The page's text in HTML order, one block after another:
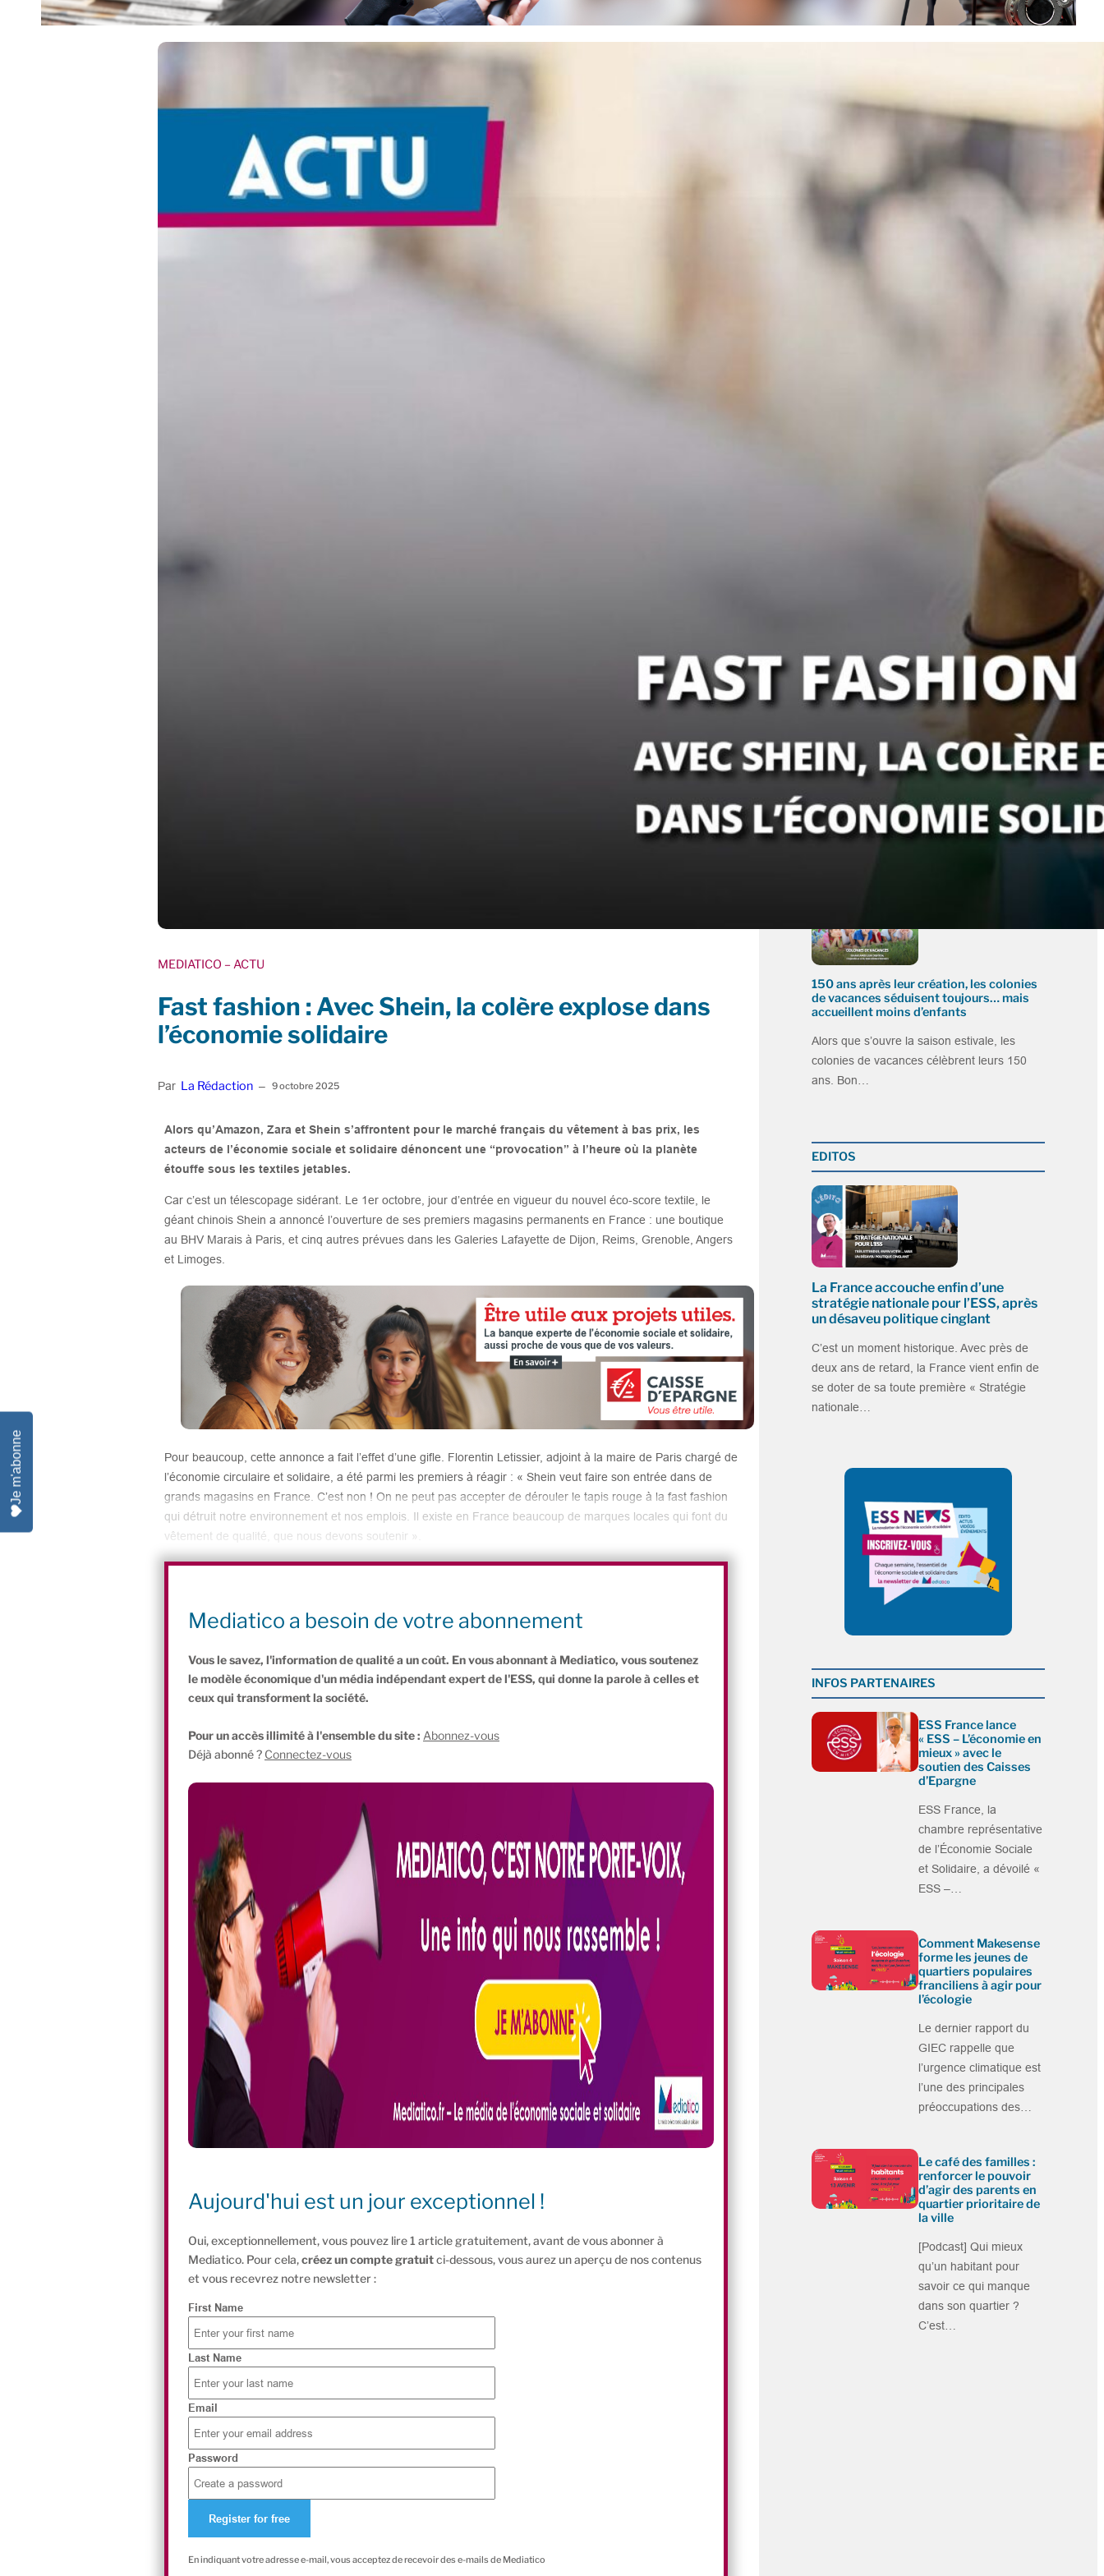
MEDIATICO – ACTU
Fast fashion : Avec Shein, la colère explose dans
l’économie solidaire
Par La Rédaction – 9 octobre 2025
Alors qu’Amazon, Zara et Shein s’affrontent pour le marché français du vêtement à bas prix, les
acteurs de l’économie sociale et solidaire dénoncent une “provocation” à l’heure où la planète
étouffe sous les textiles jetables.
Car c’est un télescopage sidérant. Le 1er octobre, jour d’entrée en vigueur du nouvel éco-score textile, le
géant chinois Shein a annoncé l’ouverture de ses premiers magasins permanents en France : une boutique
au BHV Marais à Paris, et cinq autres prévues dans les Galeries Lafayette de Dijon, Reims, Grenoble, Angers
et Limoges.
Pour beaucoup, cette annonce a fait l’effet d’une gifle. Florentin Letissier, adjoint à la maire de Paris chargé de
l’économie circulaire et solidaire, a été parmi les premiers à réagir : « Shein veut faire son entrée dans de
grands magasins en France. C’est non ! On ne peut pas accepter de dérouler le tapis rouge à la fast fashion
qui détruit notre environnement et nos emplois. Il existe en France beaucoup de marques locales qui font du
vêtement de qualité, que nous devons soutenir ».
Candidat à la mairie de Paris, Emmanuel Grégoire a régi sur le même ton : « L’arrivée annoncée de Shein au
BHV », affirme celui qui espère succéder à Anne Hidalgo en 2026.
Mediatico a besoin de votre abonnement
Vous le savez, l'information de qualité a un coût. En vous abonnant à Mediatico, vous soutenez
le modèle économique d'un média indépendant expert de l'ESS, qui donne la parole à celles et
ceux qui transforment la société.
Pour un accès illimité à l'ensemble du site : Abonnez-vous
Déjà abonné ? Connectez-vous
Aujourd'hui est un jour exceptionnel !
Oui, exceptionnellement, vous pouvez lire 1 article gratuitement, avant de vous abonner à
Mediatico. Pour cela,créez un compte gratuitci-dessous, vous aurez un aperçu de nos contenus
et vous recevrez notre newsletter :
First Name
Last Name
Email
Password
En indiquant votre adresse e-mail, vous acceptez de recevoir des e-mails de Mediatico
Recevez chaque semaine « ESS
désengagement de l’État. » Dès les
Groupe SOS : nouvelle gouvernance,
ambitions renforcées… et prise de
Quarante ans après sa création, le Groupe
150 ans après leur création, les colonies
de vacances séduisent toujours… mais
accueillent moins d’enfants
Alors que s’ouvre la saison estivale, les
colonies de vacances célèbrent leurs 150
ans. Bon…
EDITOS
La France accouche enfin d’une
stratégie nationale pour l’ESS, après
un désaveu politique cinglant
C’est un moment historique. Avec près de
deux ans de retard, la France vient enfin de
se doter de sa toute première « Stratégie
nationale…
INFOS PARTENAIRES
ESS France lance
« ESS – L’économie en
mieux » avec le
soutien des Caisses
d’Epargne
ESS France, la
chambre représentative
de l’Économie Sociale
et Solidaire, a dévoilé «
ESS –…
Comment Makesense
forme les jeunes de
quartiers populaires
franciliens à agir pour
l’écologie
Le dernier rapport du
GIEC rappelle que
l’urgence climatique est
l’une des principales
préoccupations des…
Le café des familles :
renforcer le pouvoir
d’agir des parents en
quartier prioritaire de
la ville
[Podcast] Qui mieux
qu’un habitant pour
savoir ce qui manque
dans son quartier ?
C’est…
Je m'abonne